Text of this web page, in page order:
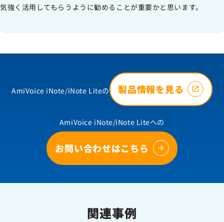
気強く活用してもらうように勧めることが重要かと思います。
AmiVoice iNote/iNote Liteの 製品情報を見る
AmiVoice iNote/iNote Liteへの
お問い合わせはこちら
関連事例